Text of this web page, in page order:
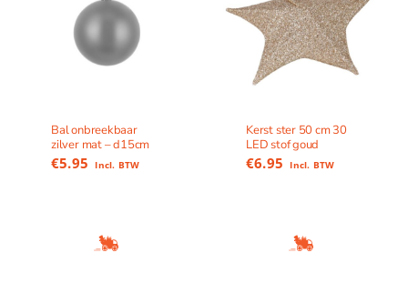
Bal onbreekbaar
zilver mat – d15cm
€5.95 Incl. BTW
Kerst ster 50 cm 30
LED stof goud
€6.95 Incl. BTW